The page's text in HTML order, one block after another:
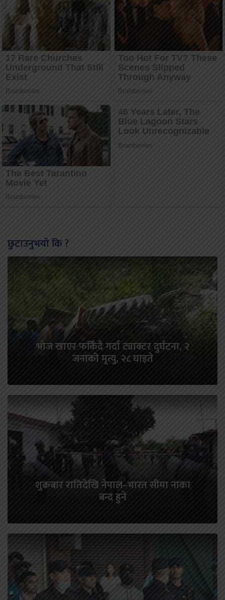
छुटाउनुभयो कि ?
भोज खाएर फर्किँदै गर्दा ट्याक्टर दुर्घटना, २
जनाको मृत्यु, २८ घाइते
शुक्रबार रातिदेखि नेपाल–भारत सीमा नाका
बन्द हुने